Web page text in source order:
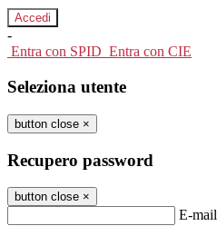
-
Entra con SPID Entra con CIE
Seleziona utente
button close ×
Recupero password
button close ×
E-mail